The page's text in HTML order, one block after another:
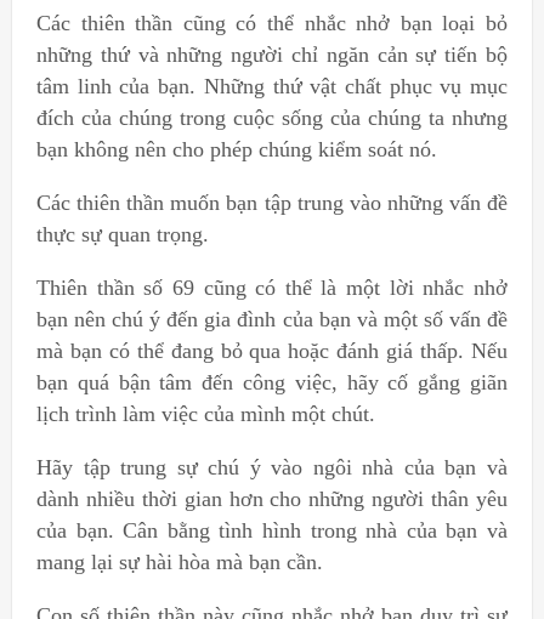
Các thiên thần cũng có thể nhắc nhở bạn loại bỏ
những thứ và những người chỉ ngăn cản sự tiến bộ
tâm linh của bạn. Những thứ vật chất phục vụ mục
đích của chúng trong cuộc sống của chúng ta nhưng
bạn không nên cho phép chúng kiểm soát nó.
Các thiên thần muốn bạn tập trung vào những vấn đề
thực sự quan trọng.
Thiên thần số 69 cũng có thể là một lời nhắc nhở
bạn nên chú ý đến gia đình của bạn và một số vấn đề
mà bạn có thể đang bỏ qua hoặc đánh giá thấp. Nếu
bạn quá bận tâm đến công việc, hãy cố gắng giãn
lịch trình làm việc của mình một chút.
Hãy tập trung sự chú ý vào ngôi nhà của bạn và
dành nhiều thời gian hơn cho những người thân yêu
của bạn. Cân bằng tình hình trong nhà của bạn và
mang lại sự hài hòa mà bạn cần.